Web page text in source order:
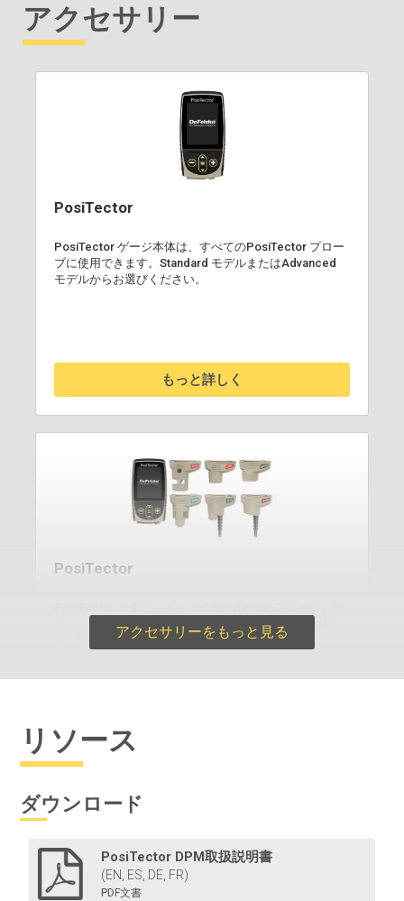
アクセサリー
PosiTector
PosiTector ゲージ本体は、すべてのPosiTector プロー
ブに使用できます。Standard モデルまたはAdvanced
モデルからお選びください。
もっと詳しく
PosiTector
応し、膜厚計から表面粗さ計、露点計、可溶性塩試験
機、硬度計、超音波厚さ計に簡単に変換できます。
アクセサリーをもっと見る
リソース
ダウンロード
PosiTector DPM取扱説明書
(EN, ES, DE, FR)
PDF文書